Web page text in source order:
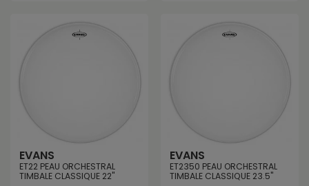
EVANS
ET22 PEAU ORCHESTRAL
TIMBALE CLASSIQUE 22"
EVANS
ET2350 PEAU ORCHESTRAL
TIMBALE CLASSIQUE 23.5"